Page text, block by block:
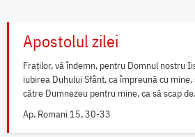
Apostolul zilei
Fraților, vă îndemn, pentru Domnul nostru
iubirea Duhului Sfânt, ca împreună cu
către Dumnezeu pentru mine, ca să scap
Ap. Romani 15, 30-33